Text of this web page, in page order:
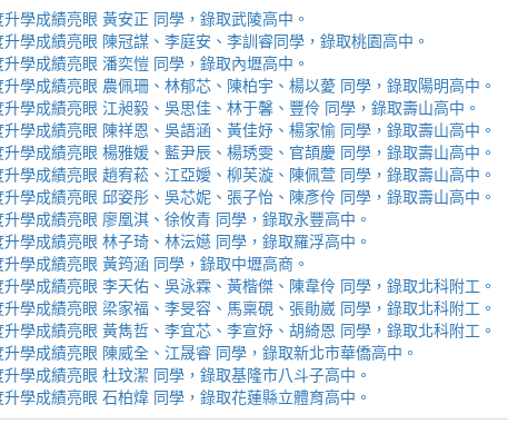
學成績亮眼 黃安正 同學，錄取武陵高中。
學成績亮眼 陳冠謀、李庭安、李訓睿同學，錄取桃園高中。
學成績亮眼 潘奕愷 同學，錄取內壢高中。
學成績亮眼 農佩珊、林郁芯、陳柏宇、楊以薆 同學，錄取陽明高中。
學成績亮眼 江昶毅、吳思佳、林于馨、豐伶 同學，錄取壽山高中。
學成績亮眼 陳祥恩、吳語涵、黃佳妤、楊家愉 同學，錄取壽山高中。
學成績亮眼 楊雅媛、藍尹辰、楊琇雯、官頡慶 同學，錄取壽山高中。
學成績亮眼 趙宥菘、江亞嬡、柳芙漩、陳佩萱 同學，錄取壽山高中。
學成績亮眼 邱姿彤、吳芯妮、張子怡、陳彥伶 同學，錄取壽山高中。
學成績亮眼 廖凰淇、徐攸青 同學，錄取永豐高中。
學成績亮眼 林子琦、林沄嬨 同學，錄取羅浮高中。
學成績亮眼 黃筠涵 同學，錄取中壢高商。
學成績亮眼 李天佑、吳泳霖、黃楷傑、陳韋伶 同學，錄取北科附工。
學成績亮眼 梁家福、李旻容、馬稟硯、張勛崴 同學，錄取北科附工。
學成績亮眼 黃雋哲、李宜芯、李宣妤、胡綺恩 同學，錄取北科附工。
學成績亮眼 陳威全、江晟睿 同學，錄取新北市華僑高中。
學成績亮眼 杜玟潔 同學，錄取基隆市八斗子高中。
學成績亮眼 石柏煒 同學，錄取花蓮縣立體育高中。